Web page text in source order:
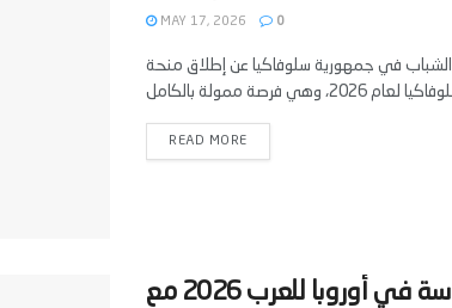
MAY 17, 2026 0
والشباب في جمهورية سلوفاكيا عن إطلاق منحة
READ MORE
‫أرخص 10 دول للدراسة في أوروبا للعرب 2026 مع